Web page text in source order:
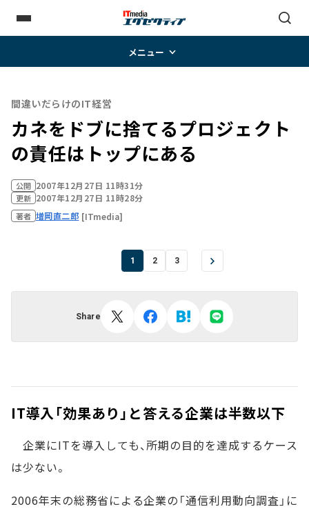
メニュー
間違いだらけのIT経営
カネをドブに捨てるプロジェクト
の責任はトップにある
公開 2007年12月27日 11時31分
更新 2007年12月27日 11時28分
著者 増岡直二郎 [ITmedia]
1 2 3
Share
IT導入「効果あり」と答える企業は半数以下
企業にITを導入しても、所期の目的を達成するケース
は少ない。
2006年末の総務省による企業の「通信利用動向調査」に